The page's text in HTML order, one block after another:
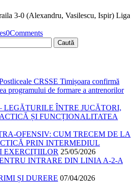
3-0 (Alexandru, Vasilescu, Ispir) Liga
0Comments
CRSSE Timișoara confirmă
programului de formare a antrenorilor
LEGĂTURILE ÎNTRE JUCĂTORI,
ȘI FUNCȚIONALITATEA
OFENSIV: CUM TRECEM DE LA
PRIN INTERMEDIUL
EXERCIȚIILOR 25/05/2026
INTRARE DIN LINIA A-2-A
ȘI DURERE 07/04/2026